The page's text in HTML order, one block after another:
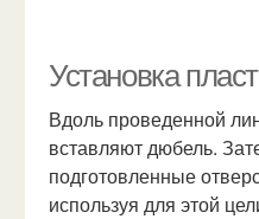
Установка
Вдоль проведенной
вставляют дюбель.
подготовленные
используя для этой